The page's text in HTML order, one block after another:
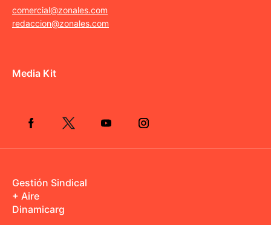
comercial@zonales.com
redaccion@zonales.com
Media Kit
Gestión Sindical
+ Aire
Dinamicarg